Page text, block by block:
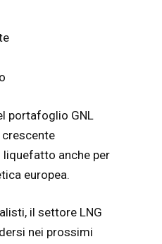
portafoglio GNL
anche per
europea.
il settore LNG
nei prossimi